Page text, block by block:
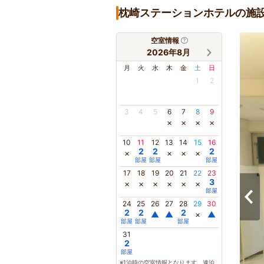
枕崎ステーションホテルの施
空室情報
2026年8月
月 火 水 木 金 土 日
1 2
3 4 5 6
×
7
×
8
×
9
×
10
×
11
2
部屋
12
2
部屋
13
×
14
×
15
×
16
2
部屋
17
×
18
×
19
×
20
×
21
×
22
×
23
3
部屋
24
2
部屋
25
2
部屋
26
▲
27
▲
28
2
部屋
29
×
30
▲
31
2
部屋
※1泊時の空室情報となります。連泊